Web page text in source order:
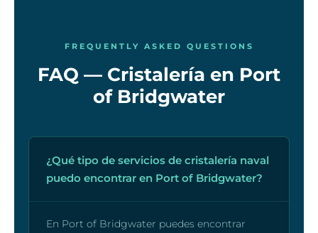
FREQUENTLY ASKED QUESTIONS
FAQ — Cristalería en Port
of Bridgwater
¿Qué tipo de servicios de cristalería naval
puedo encontrar en Port of Bridgwater?
En Port of Bridgwater puedes encontrar